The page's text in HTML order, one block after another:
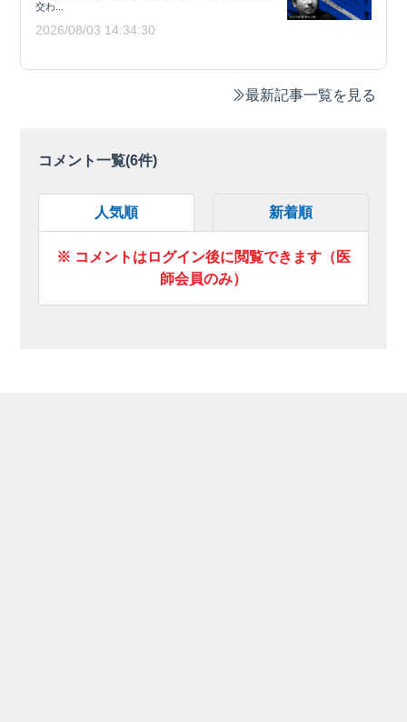
交わ...
2026/08/03 14:34:30
最新記事一覧を見る
コメント一覧(6件)
人気順 新着順
※ コメントはログイン後に閲覧できます（医
師会員のみ）